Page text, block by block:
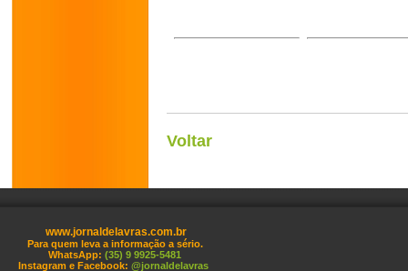
Voltar
www.jornaldelavras.com.br
Para quem leva a informação a sério.
WhatsApp: (35) 9 9925-5481
Instagram e Facebook: @jornaldelavras